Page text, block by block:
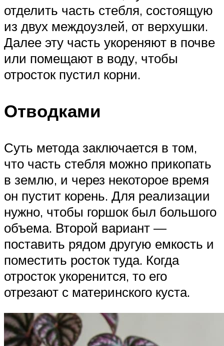
отделить часть стебля, состоящую
из двух междоузлей, от верхушки.
Далее эту часть укореняют в почве
или помещают в воду, чтобы
отросток пустил корни.
Отводками
Суть метода заключается в том,
что часть стебля можно прикопать
в землю, и через некоторое время
он пустит корень. Для реализации
нужно, чтобы горшок был большого
объема. Второй вариант —
поставить рядом другую емкость и
поместить росток туда. Когда
отросток укоренится, то его
отрезают с материнского куста.